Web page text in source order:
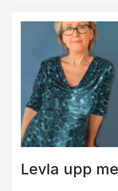
Levla upp